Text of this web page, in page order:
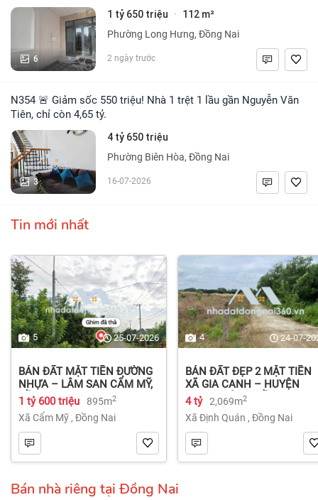
6
1 tỷ 650 triệu · 112 m²
Phường Long Hưng, Đồng Nai
2 ngày trước
N354 🚨 Giảm sốc 550 triệu! Nhà 1 trệt 1 lầu gần Nguyễn Văn
Tiên, chỉ còn 4,65 tỷ.
3
4 tỷ 650 triệu
Phường Biên Hòa, Đồng Nai
16-07-2026
Tin mới nhất
5 25-07-2026
BÁN ĐẤT MẶT TIỀN ĐƯỜNG
NHỰA – LÂM SAN CẨM MỸ,
ĐỒNG NAI.
1 tỷ 600 triệu 895m2
Xã Cẩm Mỹ , Đồng Nai
4 24-07-
BÁN ĐẤT ĐẸP 2 MẶT TIỀN
XÃ GIA CANH – HUYỆN
ĐỊNH QUÁN – ĐỒNG NAI dt
2.069m² 4 tỷ
4 tỷ 2,069m2
Xã Định Quán , Đồng Nai
Bán nhà riêng tại Đồng Nai